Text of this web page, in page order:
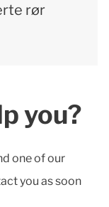
rør
you?
one of our
you as soon